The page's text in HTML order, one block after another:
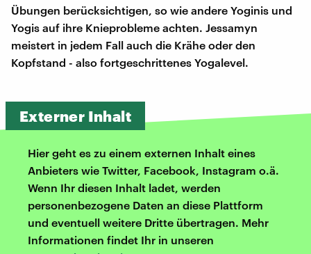
Übungen berücksichtigen, so wie andere Yoginis und
Yogis auf ihre Knieprobleme achten. Jessamyn
meistert in jedem Fall auch die Krähe oder den
Kopfstand - also fortgeschrittenes Yogalevel.
Externer Inhalt
Hier geht es zu einem externen Inhalt eines
Anbieters wie Twitter, Facebook, Instagram o.ä.
Wenn Ihr diesen Inhalt ladet, werden
personenbezogene Daten an diese Plattform
und eventuell weitere Dritte übertragen. Mehr
Informationen findet Ihr in unseren